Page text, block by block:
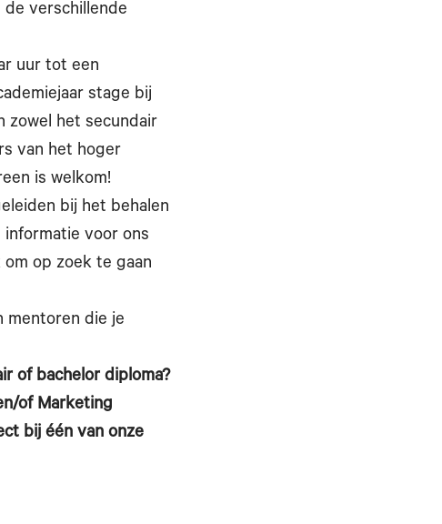
verschillende
uur tot een
stage bij
zowel het secundair
van het hoger
is welkom!
bij het behalen
voor ons
op zoek te gaan
mentoren die je
of bachelor diploma?
of Marketing
bij één van onze